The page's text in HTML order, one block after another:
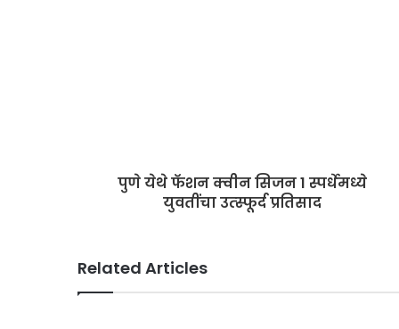
पुणे येथे फॅशन क्वीन सिजन 1 स्पर्धेमध्ये
युवतींचा उत्स्फूर्द प्रतिसाद
Related Articles